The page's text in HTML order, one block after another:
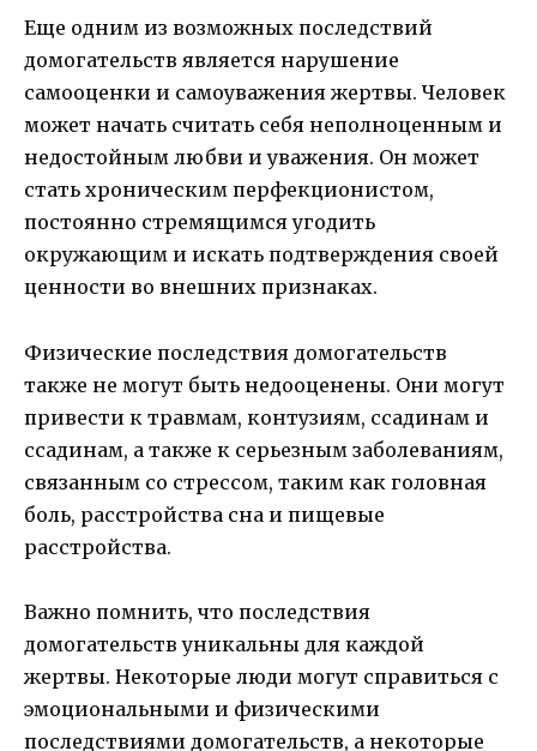
Еще одним из возможных последствий
домогательств является нарушение
самооценки и самоуважения жертвы. Человек
может начать считать себя неполноценным и
недостойным любви и уважения. Он может
стать хроническим перфекционистом,
постоянно стремящимся угодить
окружающим и искать подтверждения своей
ценности во внешних признаках.
Физические последствия домогательств
также не могут быть недооценены. Они могут
привести к травмам, контузиям, ссадинам и
ссадинам, а также к серьезным заболеваниям,
связанным со стрессом, таким как головная
боль, расстройства сна и пищевые
расстройства.
Важно помнить, что последствия
домогательств уникальны для каждой
жертвы. Некоторые люди могут справиться с
эмоциональными и физическими
последствиями домогательств, а некоторые